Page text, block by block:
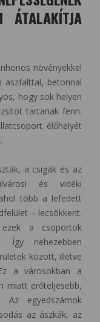
ÁTALAKÍTJA
növényekkel
aszfalttal, betonnal
hogy sok helyen
tartanak fenn.
élőhelyét
a csigák és az
és vidéki
több a lefedett
‒ lecsökkent.
ezek a csoportok
Így nehezebben
között, illetve
a városokban a
miatt erőteljesebb,
egyedszámok
az ászkák, az